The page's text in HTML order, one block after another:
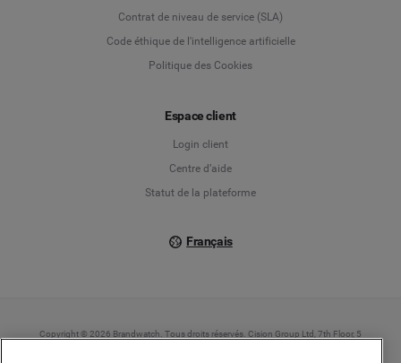
Contrat de niveau de service (SLA)
Code éthique de l'intelligence artificielle
Politique des Cookies
Espace client
Login client
Centre d’aide
Statut de la plateforme
Français
Copyright © 2026 Brandwatch. Tous droits réservés. Cision Group Ltd, 7th Floor, 5